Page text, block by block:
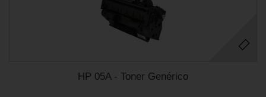
HP 05A - Toner Genérico